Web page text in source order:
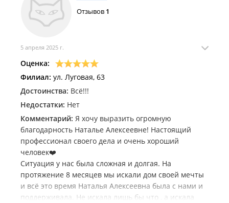
Отзывов 1
5 апреля 2025 г.
Оценка:
Филиал: ул. Луговая, 63
Достоинства: Всё!!!
Недостатки: Нет
Комментарий: Я хочу выразить огромную
благодарность Наталье Алексеевне! Настоящий
профессионал своего дела и очень хороший
человек❤️
Ситуация у нас была сложная и долгая. На
протяжение 8 месяцев мы искали дом своей мечты
и всё это время Наталья Алексеевна была с нами и
поддерживала. Не искала лишь бы что , а искала